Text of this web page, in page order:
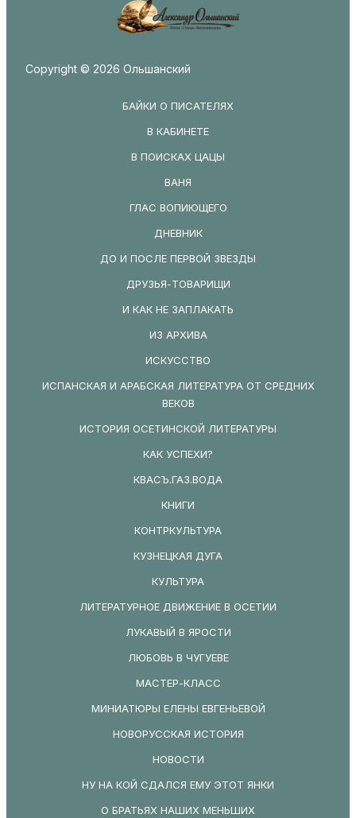
Copyright © 2026 Ольшанский
БАЙКИ О ПИСАТЕЛЯХ
В КАБИНЕТЕ
В ПОИСКАХ ЦАЦЫ
ВАНЯ
ГЛАС ВОПИЮЩЕГО
ДНЕВНИК
ДО И ПОСЛЕ ПЕРВОЙ ЗВЕЗДЫ
ДРУЗЬЯ-ТОВАРИЩИ
И КАК НЕ ЗАПЛАКАТЬ
ИЗ АРХИВА
ИСКУССТВО
ИСПАНСКАЯ И АРАБСКАЯ ЛИТЕРАТУРА ОТ СРЕДНИХ
ВЕКОВ
ИСТОРИЯ ОСЕТИНСКОЙ ЛИТЕРАТУРЫ
КАК УСПЕХИ?
КВАСЪ.ГАЗ.ВОДА
КНИГИ
КОНТРКУЛЬТУРА
КУЗНЕЦКАЯ ДУГА
КУЛЬТУРА
ЛИТЕРАТУРНОЕ ДВИЖЕНИЕ В ОСЕТИИ
ЛУКАВЫЙ В ЯРОСТИ
ЛЮБОВЬ В ЧУГУЕВЕ
МАСТЕР-КЛАСС
МИНИАТЮРЫ ЕЛЕНЫ ЕВГЕНЬЕВОЙ
НОВОРУССКАЯ ИСТОРИЯ
НОВОСТИ
НУ НА КОЙ СДАЛСЯ ЕМУ ЭТОТ ЯНКИ
О БРАТЬЯХ НАШИХ МЕНЬШИХ